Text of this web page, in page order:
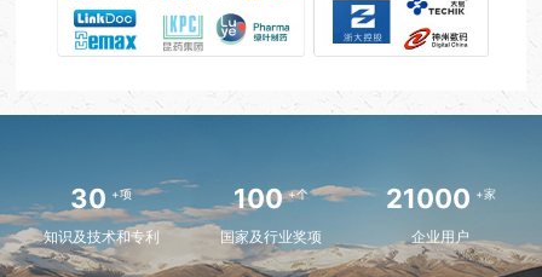
30 +项
知识及技术和专利
100 +个
国家及行业奖项
21000 +家
企业用户